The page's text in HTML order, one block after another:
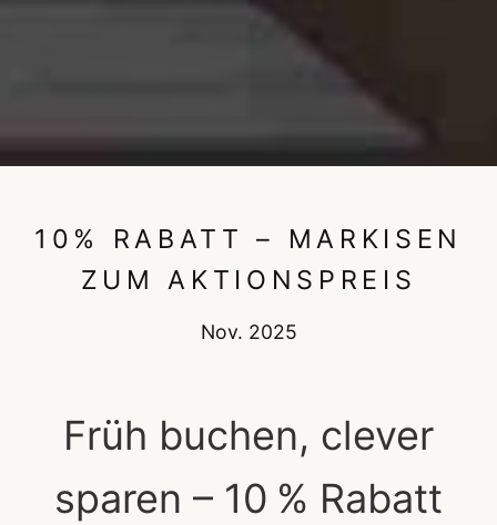
10% RABATT – MARKISEN
ZUM AKTIONSPREIS
Nov. 2025
Früh buchen, clever
sparen – 10 % Rabatt